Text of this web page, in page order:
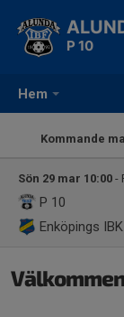
Hem
P 10
Kommande
Sön 29 mar 10:00 -
P 10
Enköpings